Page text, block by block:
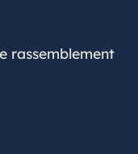
rassemblement